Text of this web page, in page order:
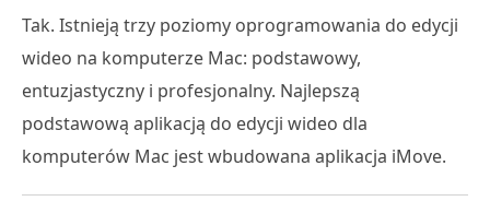
Tak. Istnieją trzy poziomy oprogramowania do edycji
wideo na komputerze Mac: podstawowy,
entuzjastyczny i profesjonalny. Najlepszą
podstawową aplikacją do edycji wideo dla
komputerów Mac jest wbudowana aplikacja iMove.